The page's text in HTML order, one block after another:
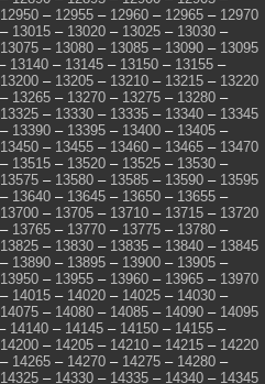
12950 – 12955 – 12960 – 12965 – 12970
– 13015 – 13020 – 13025 – 13030 –
13075 – 13080 – 13085 – 13090 – 13095
13140 – 13145 – 13150 – 13155 –
13200 – 13205 – 13210 – 13215 – 13220
– 13265 – 13270 – 13275 – 13280 –
13325 – 13330 – 13335 – 13340 – 13345
– 13390 – 13395 – 13400 – 13405 –
13450 – 13455 – 13460 – 13465 – 13470
– 13515 – 13520 – 13525 – 13530 –
13575 – 13580 – 13585 – 13590 – 13595
– 13640 – 13645 – 13650 – 13655 –
13700 – 13705 – 13710 – 13715 – 13720
– 13765 – 13770 – 13775 – 13780 –
13825 – 13830 – 13835 – 13840 – 13845
– 13890 – 13895 – 13900 – 13905 –
13950 – 13955 – 13960 – 13965 – 13970
– 14015 – 14020 – 14025 – 14030 –
14075 – 14080 – 14085 – 14090 – 14095
14140 – 14145 – 14150 – 14155 –
14200 – 14205 – 14210 – 14215 – 14220
– 14265 – 14270 – 14275 – 14280 –
14325 – 14330 – 14335 – 14340 – 14345